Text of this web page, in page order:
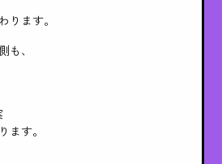
ります。
も、
ます。